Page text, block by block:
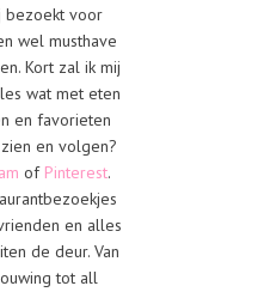
bezoekt voor
wel musthave
Kort zal ik mij
wat met eten
en favorieten
en volgen?
of Pinterest.
en alles
de deur. Van
tot all